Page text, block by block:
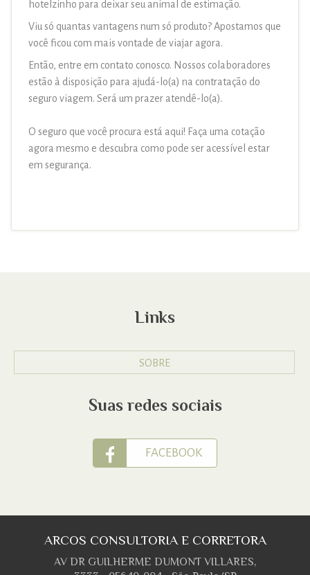
hotelzinho para deixar seu animal de estimação.
Viu só quantas vantagens num só produto? Apostamos que
você ficou com mais vontade de viajar agora.
Então, entre em contato conosco. Nossos colaboradores
estão à disposição para ajudá-lo(a) na contratação do
seguro viagem. Será um prazer atendê-lo(a).
O seguro que você procura está aqui! Faça uma cotação
agora mesmo e descubra como pode ser acessível estar
em segurança.
Links
SOBRE
Suas redes sociais
FACEBOOK
ARCOS CONSULTORIA E CORRETORA
AV DR GUILHERME DUMONT VILLARES,